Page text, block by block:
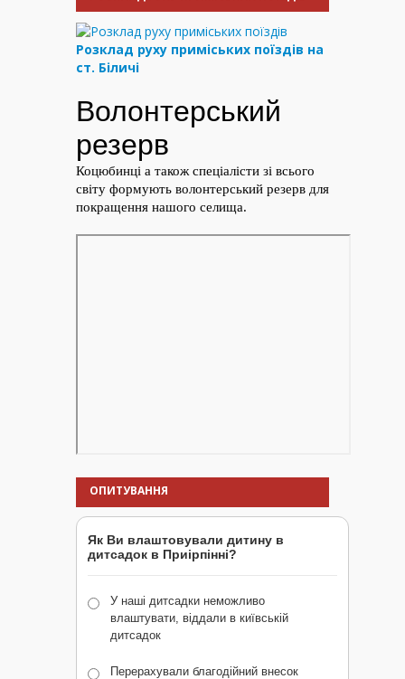
Розклад руху приміських поїздів на
ст. Біличі
ОПИТУВАННЯ
Як Ви влаштовували дитину в
дитсадок в Приірпінні?
У наші дитсадки неможливо
влаштувати, віддали в київській
дитсадок
Перерахували благодійний внесок